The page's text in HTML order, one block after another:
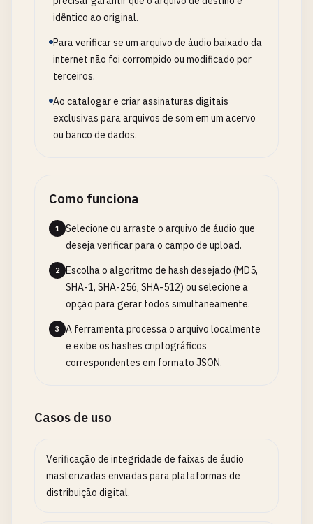
idêntico ao original.
Para verificar se um arquivo de áudio baixado da
internet não foi corrompido ou modificado por
terceiros.
Ao catalogar e criar assinaturas digitais
exclusivas para arquivos de som em um acervo
ou banco de dados.
Como funciona
1
Selecione ou arraste o arquivo de áudio que
deseja verificar para o campo de upload.
2
Escolha o algoritmo de hash desejado (MD5,
SHA-1, SHA-256, SHA-512) ou selecione a
opção para gerar todos simultaneamente.
3
A ferramenta processa o arquivo localmente
e exibe os hashes criptográficos
correspondentes em formato JSON.
Casos de uso
Verificação de integridade de faixas de áudio
masterizadas enviadas para plataformas de
distribuição digital.